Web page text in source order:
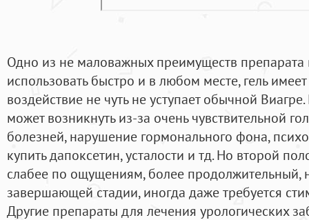
Одно из не маловажных преимуществ препарата
использовать быстро и в любом месте, гель
воздействие не чуть не уступает обычной
может возникнуть из-за очень чувствительной
болезней, нарушение гормонального фона,
купить дапоксетин, усталости и тд. Но второй
слабее по ощущениям, более продолжительный,
завершающей стадии, иногда даже требуется
Другие препараты для лечения урологических